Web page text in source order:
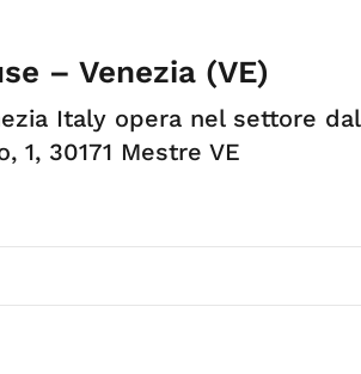
– Venezia (VE)
Italy opera nel settore dal
1, 30171 Mestre VE